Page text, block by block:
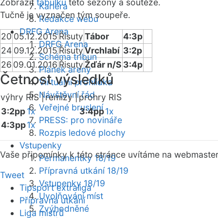
Kariéra
Redakce webu
DRFG Arena
DRFG Arena
Schéma tribun
Plánek areny
Virtuální prohlídka
Návštěvní řád
Veřejné bruslení
PRESS: pro novináře
Rozpis ledové plochy
Vstupenky
Permanentky 18/19
Přípravná utkání 18/19
Vstupenky 18/19
Uvolňování míst
Zvýhodněné
Zobrazit tabulku této sezóny a soutěže.
Tučně je vyznačen tým soupeře.
20 05.12.2015ŘisutyTábor
4:3p
24 09.12.2015ŘisutyVrchlabí 3:2p
26 09.01.2016 Řisuty Žďár n/S 3:4p
Četnost výsledků
výhry RIS |remízy |prohry RIS
3:2pp1x
4:3pp1x
3:4pp1x
Vaše připomínky k této stránce uvítáme na webmaster
Tweet
Tipsport extraliga
Přípravná utkání
Liga mistrů